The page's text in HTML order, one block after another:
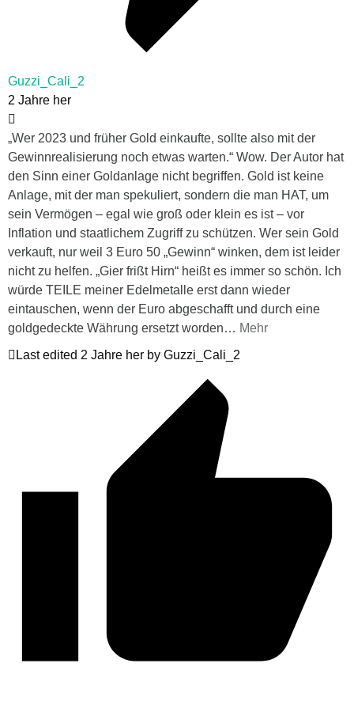
Guzzi_Cali_2
2 Jahre her
„Wer 2023 und früher Gold einkaufte, sollte also mit der
Gewinnrealisierung noch etwas warten.“ Wow. Der Autor hat
den Sinn einer Goldanlage nicht begriffen. Gold ist keine
Anlage, mit der man spekuliert, sondern die man HAT, um
sein Vermögen – egal wie groß oder klein es ist – vor
Inflation und staatlichem Zugriff zu schützen. Wer sein Gold
verkauft, nur weil 3 Euro 50 „Gewinn“ winken, dem ist leider
nicht zu helfen. „Gier frißt Hirn“ heißt es immer so schön. Ich
würde TEILE meiner Edelmetalle erst dann wieder
eintauschen, wenn der Euro abgeschafft und durch eine
goldgedeckte Währung ersetzt worden… Mehr
Last edited 2 Jahre her by Guzzi_Cali_2